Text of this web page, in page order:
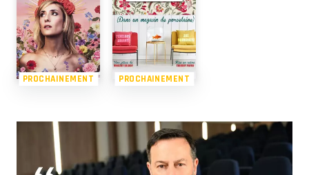
PROCHAINEMENT PROCHAINEMENT